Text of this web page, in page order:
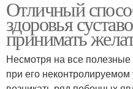
Отличный
здоровья
принимать
Несмотря на все полезные
при его